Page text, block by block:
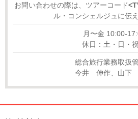
お問い合わせの際は、ツアーコード
ル・コンシェルジュに伝
月〜金 10:00-
休日：土・日・
総合旅行業務取扱
今井 伸作、山下